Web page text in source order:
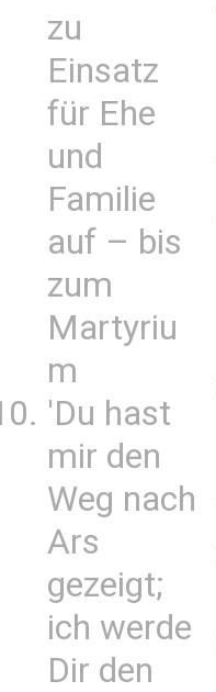
zu
Einsatz
für Ehe
und
Familie
auf – bis
zum
Martyriu
m
'Du hast
mir den
Weg nach
Ars
gezeigt;
ich werde
Dir den